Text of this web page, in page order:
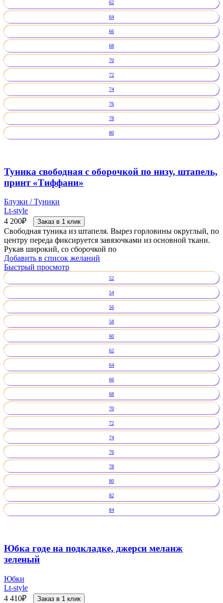
62
64
66
68
70
72
74
76
78
80
Туника свободная с оборочкой по низу, штапель,
принт «Тиффани»
Блузки / Туники
Lt-style
4 200₽ Заказ в 1 клик
Свободная туника из штапеля. Вырез горловины округлый, по
центру переда фиксируется завязочками из основной ткани.
Рукав широкий, со сборочкой по
Добавить в список желаний
Быстрый просмотр
52
54
56
58
60
62
64
66
68
70
72
74
76
78
80
82
84
Юбка годе на подкладке, джерси меланж
зеленый
Юбки
Lt-style
4 410₽ Заказ в 1 клик